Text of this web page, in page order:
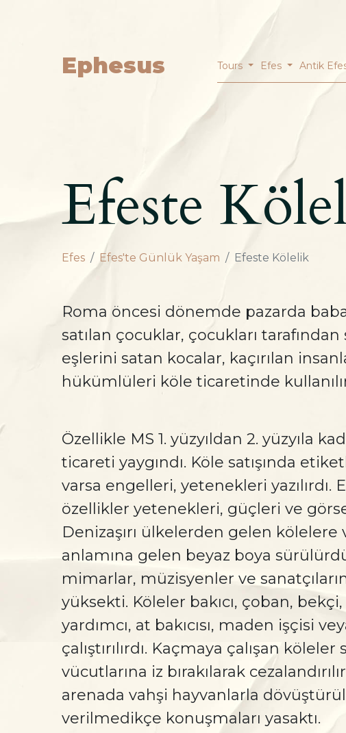
Ephesus Tours Efes Antik
Efeste
Efes Efes'te Günlük Yaşam Efeste Kölelik
Roma öncesi dönemde pazarda
satılan çocuklar, çocukları tarafından
eşlerini satan kocalar, kaçırılan
hükümlüleri köle ticaretinde
Özellikle MS 1. yüzyıldan 2. yüzyıla
ticareti yaygındı. Köle satışında
varsa engelleri, yetenekleri yazılırdı.
özellikler yetenekleri, güçleri ve
Denizaşırı ülkelerden gelen kölelere
anlamına gelen beyaz boya
mimarlar, müzisyenler ve
yüksekti. Köleler bakıcı, çoban,
yardımcı, at bakıcısı, maden işçisi
çalıştırılırdı. Kaçmaya çalışan
vücutlarına iz bırakılarak
arenada vahşi hayvanlarla
verilmedikçe konuşmaları yasaktı.